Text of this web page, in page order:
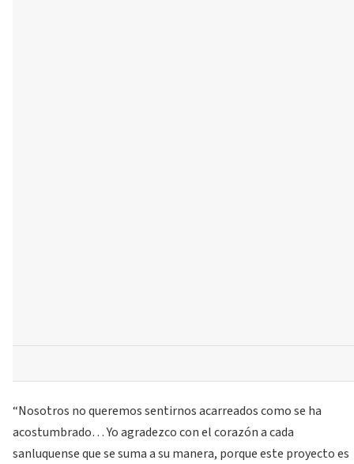
“Nosotros no queremos sentirnos acarreados como se ha
acostumbrado… Yo agradezco con el corazón a cada
sanluquense que se suma a su manera, porque este proyecto es